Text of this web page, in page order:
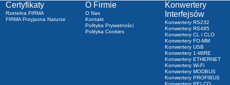
Certyfikaty
Rzetelna FIRMA
FIRMA Przyjazna Naturze
O Firmie
O Nas
Kontakt
Polityka Prywatności
Polityka Cookies
Konwertery
Interfejsów
Konwertery RS232
Konwertery RS485
Konwertery CL i CLO
Konwertery FO-MM
Konwertery USB
Konwertery 1-WIRE
Konwertery ETHERNET
Konwertery Wi-Fi
Konwertery MODBUS
Konwertery PROFIBUS
Konwertery PELCO